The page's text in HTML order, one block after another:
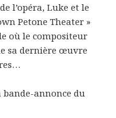
l’opéra, Luke et le
Petone Theater »
où le compositeur
sa dernière œuvre
annonce du